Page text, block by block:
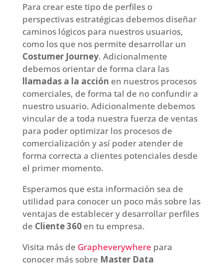
Para crear este tipo de perfiles o
perspectivas estratégicas debemos diseñar
caminos lógicos para nuestros usuarios,
como los que nos permite desarrollar un
Costumer Journey. Adicionalmente
debemos orientar de forma clara las
llamadas a la acción en nuestros procesos
comerciales, de forma tal de no confundir a
nuestro usuario. Adicionalmente debemos
vincular de a toda nuestra fuerza de ventas
para poder optimizar los procesos de
comercialización y así poder atender de
forma correcta a clientes potenciales desde
el primer momento.
Esperamos que esta información sea de
utilidad para conocer un poco más sobre las
ventajas de establecer y desarrollar perfiles
de Cliente 360 en tu empresa.
Visita más de Grapheverywhere para
conocer más sobre Master Data